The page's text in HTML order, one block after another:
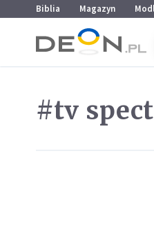
Przejdź do menu głównego
Przejdź do treści
Biblia Magazyn
#tv